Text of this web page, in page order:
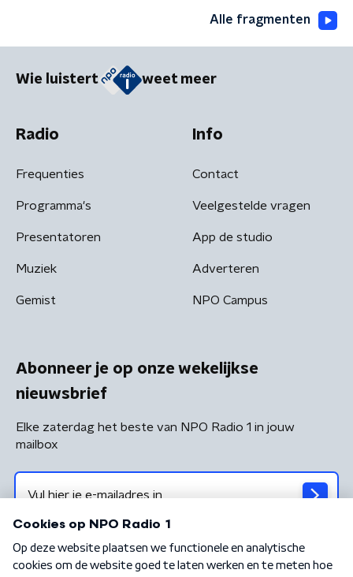
Alle fragmenten
Wie luistert weet meer
Radio
Frequenties
Programma's
Presentatoren
Muziek
Gemist
Info
Contact
Veelgestelde vragen
App de studio
Adverteren
NPO Campus
Abonneer je op onze wekelijkse
nieuwsbrief
Elke zaterdag het beste van NPO Radio 1 in jouw
mailbox